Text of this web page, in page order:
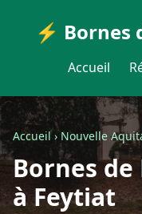
⚡ Bornes
Accueil
Accueil›Nouvelle
Bornes de
à Feytiat